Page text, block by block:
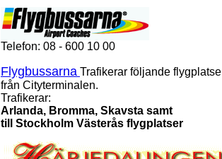
Telefon: 08 - 600 10 00
Flygbussarna Trafikerar följande
från Cityterminalen.
Trafikerar:
Arlanda, Bromma, Skavsta samt
till Stockholm Västerås flygplatser